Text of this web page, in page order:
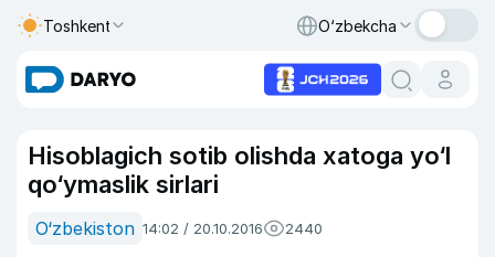
Toshkent O‘zbekcha
Hisoblagich sotib olishda xatoga yo‘l
qo‘ymaslik sirlari
O‘zbekiston 14:02 / 20.10.2016 2440